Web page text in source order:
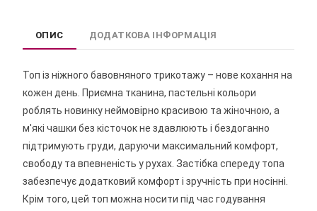
ОПИС ДОДАТКОВА ІНФОРМАЦІЯ
Топ із ніжного бавовняного трикотажу – нове кохання на
кожен день. Приємна тканина, пастельні кольори
роблять новинку неймовірно красивою та жіночною, а
м'які чашки без кісточок не здавлюють і бездоганно
підтримують груди, даруючи максимальний комфорт,
свободу та впевненість у рухах. Застібка спереду топа
забезпечує додатковий комфорт і зручність при носінні.
Крім того, цей топ можна носити під час годування